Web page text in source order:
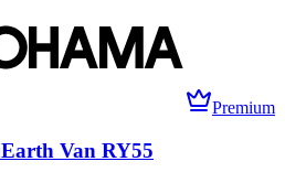
Premium
Van RY55